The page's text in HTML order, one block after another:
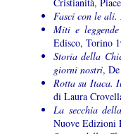
Fasci con le ali.
Miti e
Edisco, Torino
Storia della
giorni nostri,
Rotta su Itaca.
di Laura
La secchia
Nuove Edizioni